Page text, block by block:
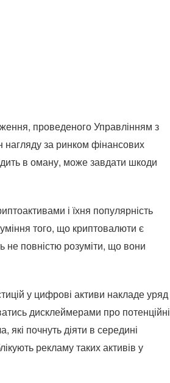
проведеного Управлінням з
нагляду за ринком фінансових
в оману, може завдати шкоди
і їхня популярність
того, що криптовалюти є
не повністю розуміти, що вони
у цифрові активи накладе уряд
дисклеймерами про потенційні
які почнуть діяти в середині
рекламу таких активів у